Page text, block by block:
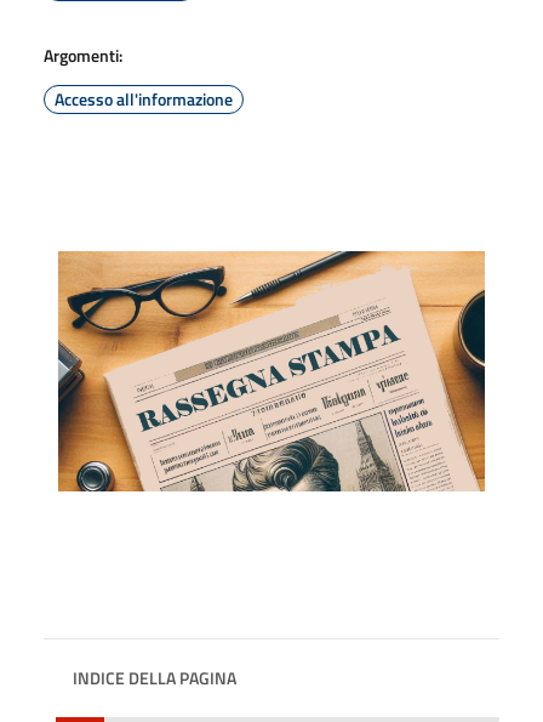
Argomenti:
Accesso all'informazione
INDICE DELLA PAGINA